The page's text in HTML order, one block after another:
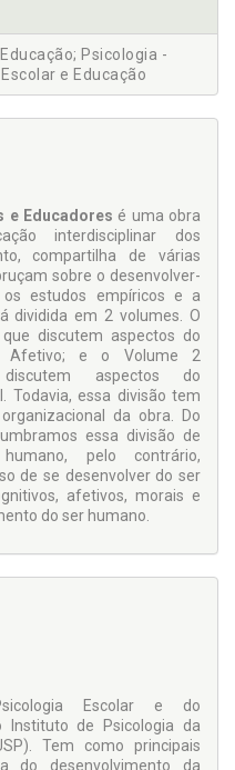
Psicologia -
e Educação
e Educadores é uma obra
interdisciplinar dos
compartilha de várias
sobre o desenvolver-
estudos empíricos e a
dividida em 2 volumes. O
discutem aspectos do
Afetivo; e o Volume 2
aspectos do
Todavia, essa divisão tem
da obra. Do
essa divisão de
pelo contrário,
de se desenvolver do ser
afetivos, morais e
do ser humano.
Escolar e do
Instituto de Psicologia da
Tem como principais
do desenvolvimento da